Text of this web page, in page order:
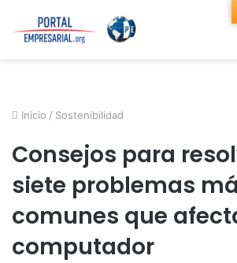
Inicio / Sostenibilidad
Consejos para
siete problemas
comunes que
computador